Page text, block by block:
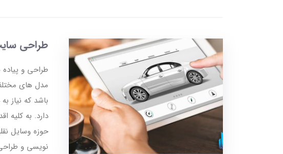
طراحی
طراحی و
مدل های
باشد که نیاز
دارد. به کلیه
حوزه وسایل
نویسی و